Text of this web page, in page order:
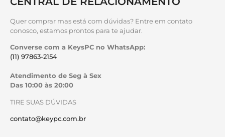
Quer comprar mas está com dúvidas? Entre em contato
conosco, estamos prontos para te ajudar.
Converse com a KeysPC no WhatsApp:
(11) 97863-2154
Atendimento de Seg à Sex
Das 10:00 às 20:00
TIRE SUAS DÚVIDAS
contato@keypc.com.br